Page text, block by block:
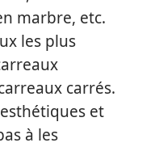
marbre, etc.
les plus
carrés.
et
à les